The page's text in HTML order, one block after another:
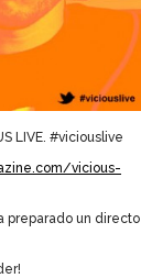
LIVE. #viciouslive
vicious-
preparado un directo